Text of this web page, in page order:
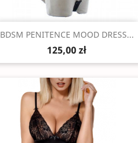
Szybki podgląd
BDSM PENITENCE MOOD DRESS...
125,00 zł